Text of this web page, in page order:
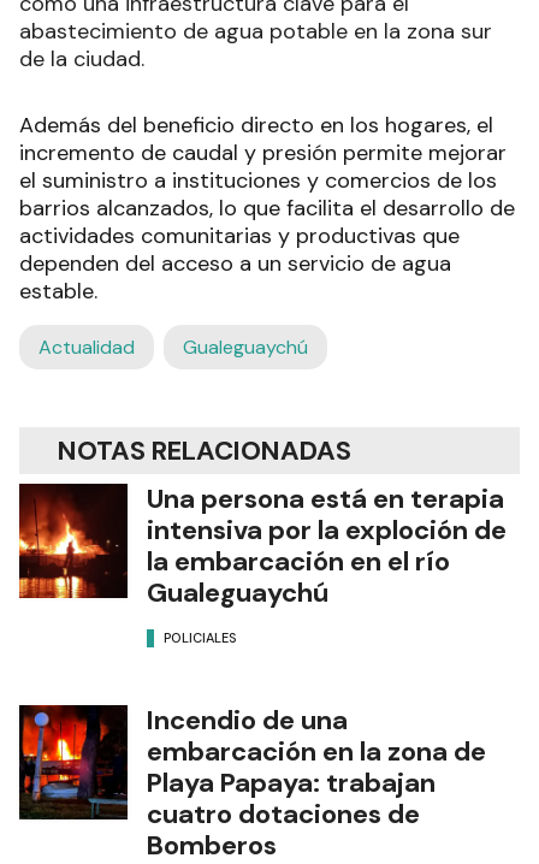
abastecimiento de agua potable en la zona sur
de la ciudad.
Además del beneficio directo en los hogares, el
incremento de caudal y presión permite mejorar
el suministro a instituciones y comercios de los
barrios alcanzados, lo que facilita el desarrollo de
actividades comunitarias y productivas que
dependen del acceso a un servicio de agua
estable.
Actualidad Gualeguaychú
NOTAS RELACIONADAS
Una persona está en terapia
intensiva por la exploción de
la embarcación en el río
Gualeguaychú
POLICIALES
Incendio de una
embarcación en la zona de
Playa Papaya: trabajan
cuatro dotaciones de
Bomberos